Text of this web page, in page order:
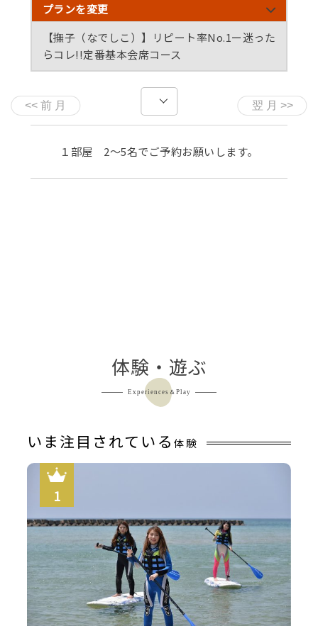
プランを変更
【撫子（なでしこ）】リピート率No.1ー迷った
らコレ!!定番基本会席コース
伝統の味
フルコース ＜牡丹＞
和朝食で健康な一日を
（朝食のみ）
１部屋 2～5名でご予約お願いします。
体験・遊ぶ
Experiences＆Play
いま注目されている 体験